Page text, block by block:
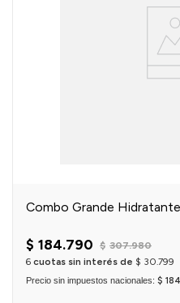
Combo Grande
$ 184.790 $ 307.980
6 cuotas sin interés de $ 30.799
Precio sin impuestos nacionales: $